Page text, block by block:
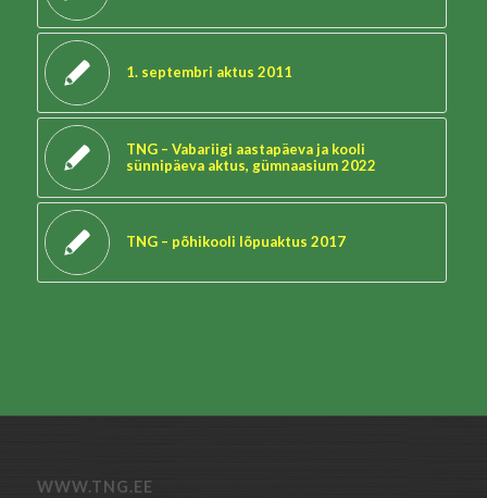
1. septembri aktus 2011
TNG – Vabariigi aastapäeva ja kooli
sünnipäeva aktus, gümnaasium 2022
TNG – põhikooli lõpuaktus 2017
WWW.TNG.EE